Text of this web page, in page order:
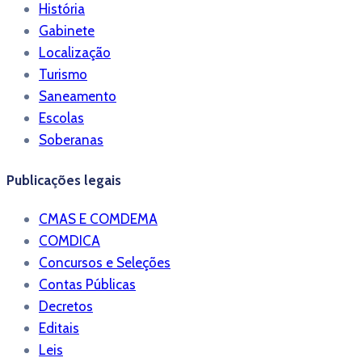
História
Gabinete
Localização
Turismo
Saneamento
Escolas
Soberanas
Publicações legais
CMAS E COMDEMA
COMDICA
Concursos e Seleções
Contas Públicas
Decretos
Editais
Leis